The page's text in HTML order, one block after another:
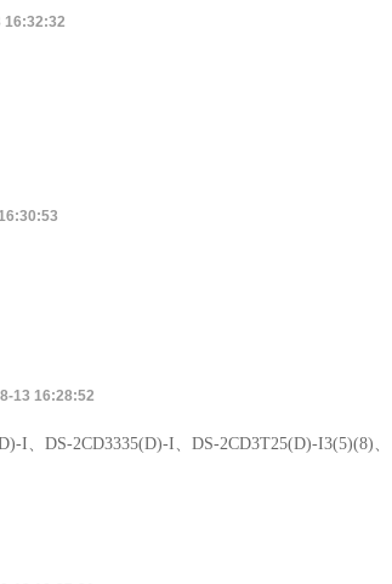
16:32:32
13 16:28:52
I、DS-2CD3335(D)-I、DS-2CD3T25(D)-I3(5)(8)、